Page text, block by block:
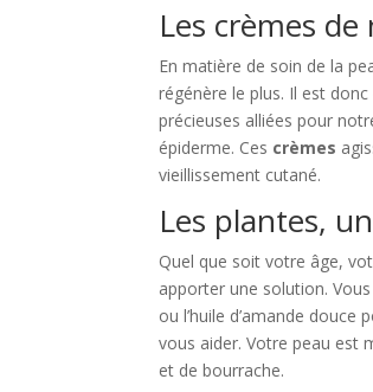
Les crèmes
En matière de soin de la
régénère le plus. Il est
précieuses alliées pour
épiderme. Ces crèmes
vieillissement cutané.
Les plantes,
Quel que soit votre âge,
apporter une solution.
ou l’huile d’amande
vous aider. Votre peau est
et de bourrache.